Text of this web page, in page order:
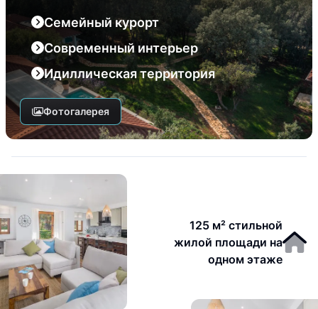
Семейный курорт
Современный интерьер
Идиллическая территория
Фотогалерея
125 м² стильной
жилой площади на
одном этаже